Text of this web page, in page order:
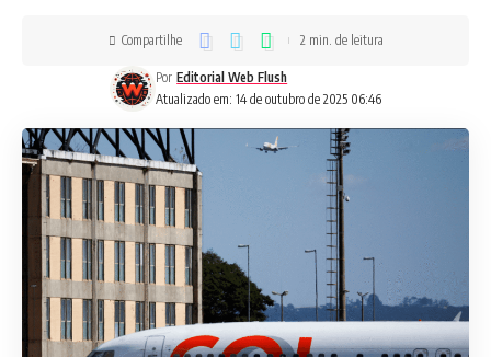
Atualizado em: 14 de outubro de 2025 06:46
Por Editorial Web Flush
Compartilhe 2 min. de leitura